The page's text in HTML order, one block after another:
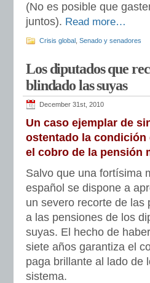
(No es posible que
juntos). Read more…
Crisis global Senado y senadores
Los diputados que
blindado las suyas
December 31st, 2010
Un caso ejemplar de
ostentado la condición
el cobro de la pensión
Salvo que una fortísima
español se dispone a
un severo recorte de las
a las pensiones de los
suyas. El hecho de
siete años garantiza el
paga brillante al lado de
sistema.